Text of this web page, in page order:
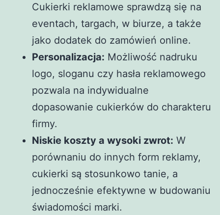
Cukierki reklamowe sprawdzą się na
eventach, targach, w biurze, a także
jako dodatek do zamówień online.
Personalizacja: Możliwość nadruku
logo, sloganu czy hasła reklamowego
pozwala na indywidualne
dopasowanie cukierków do charakteru
firmy.
Niskie koszty a wysoki zwrot: W
porównaniu do innych form reklamy,
cukierki są stosunkowo tanie, a
jednocześnie efektywne w budowaniu
świadomości marki.